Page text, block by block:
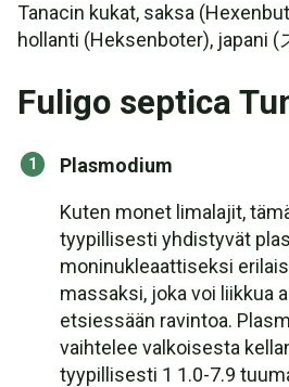
Tanacin kukat, saksa
hollanti (Heksenboter), japani (
Fuligo septica
Plasmodium
Kuten monet limalajit,
tyypillisesti yhdistyvät
moninukleaattiseksi
massaksi, joka voi liikkua
etsiessään ravintoa.
vaihtelee valkoisesta
tyypillisesti 1 1.0-7.9